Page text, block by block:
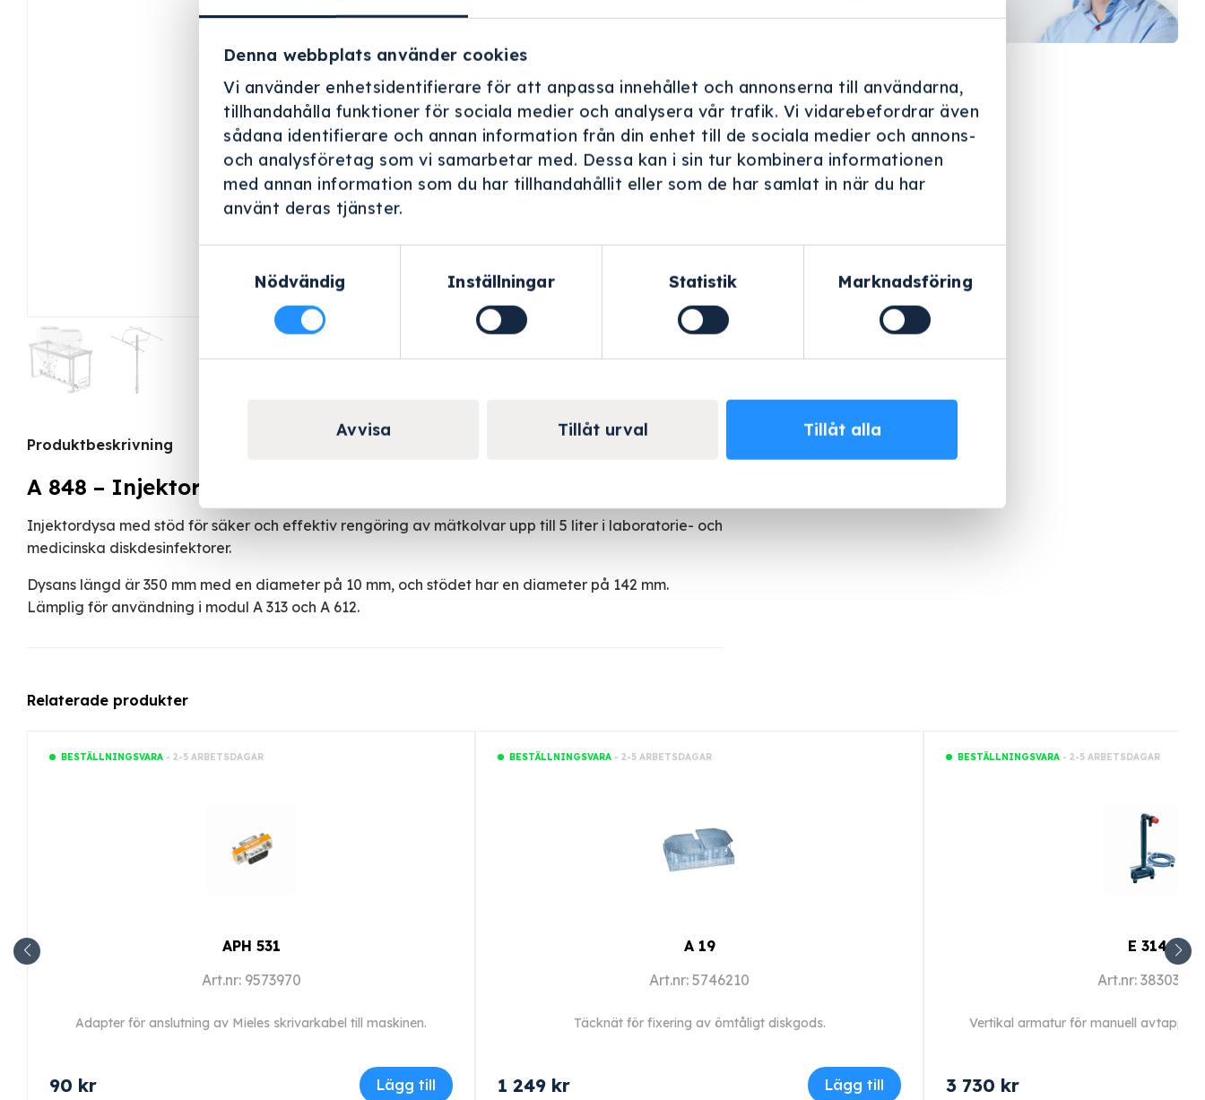
Denna webbplats använder cookies
Vi använder enhetsidentifierare för att anpassa innehållet och annonserna till användarna,
tillhandahålla funktioner för sociala medier och analysera vår trafik. Vi vidarebefordrar även
sådana identifierare och annan information från din enhet till de sociala medier och annons-
och analysföretag som vi samarbetar med. Dessa kan i sin tur kombinera informationen
med annan information som du har tillhandahållit eller som de har samlat in när du har
använt deras tjänster.
Nödvändig
Inställningar Statistik Marknadsföring
Avvisa Tillåt urval Tillåt alla
Helskärm
Produktbeskrivning
A 848 – Injektordysa för mätkolvar
Injektordysa med stöd för säker och effektiv rengöring av mätkolvar upp till 5 liter i laboratorie- och
medicinska diskdesinfektorer.
Dysans längd är 350 mm med en diameter på 10 mm, och stödet har en diameter på 142 mm.
Lämplig för användning i modul A 313 och A 612.
Relaterade produkter
BESTÄLLNINGSVARA- 2-5 ARBETSDAGAR
APH 531
Art.nr: 9573970
Adapter för anslutning av Mieles skrivarkabel till maskinen.
90 kr Lägg till
BESTÄLLNINGSVARA- 2-5 ARBETSDAGAR
A 19
Art.nr: 5746210
Täcknät för fixering av ömtåligt diskgods.
1 249 kr Lägg till
BESTÄLLNINGSVARA- 2-5 ARBETSDAGAR
E 314
Art.nr: 3830340
Vertikal armatur för manuell
3 730 kr